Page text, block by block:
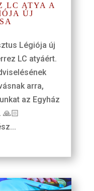
LC ATYA A
ÚJ
Légiója új
LC atyáért.
arra,
az Egyház